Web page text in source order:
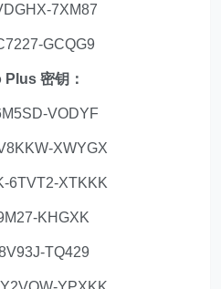
7XM87
GCQG9
Plus 密钥：
VODYF
XWYGX
6TVT2-XTKKK
KHGXK
TQ429